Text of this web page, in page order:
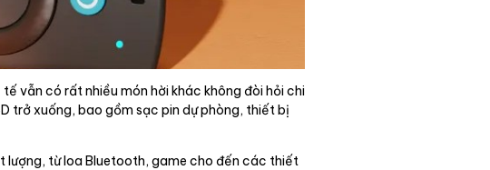
vẫn có rất nhiều món hời khác không đòi hỏi chi
trở xuống, bao gồm sạc pin dự phòng, thiết bị
lượng, từ loa Bluetooth, game cho đến các thiết